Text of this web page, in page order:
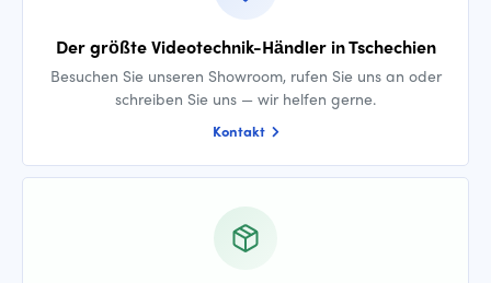
Der größte Videotechnik-Händler in Tschechien
Besuchen Sie unseren Showroom, rufen Sie uns an oder
schreiben Sie uns — wir helfen gerne.
Kontakt